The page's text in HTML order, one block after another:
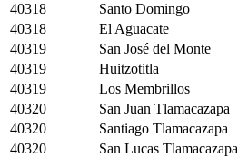
40318
Santo Domingo
40318
El Aguacate
40319
San José del Monte
40319
Huitzotitla
40319
Los Membrillos
40320
San Juan Tlamacazapa
40320
Santiago Tlamacazapa
40320
San Lucas Tlamacazapa